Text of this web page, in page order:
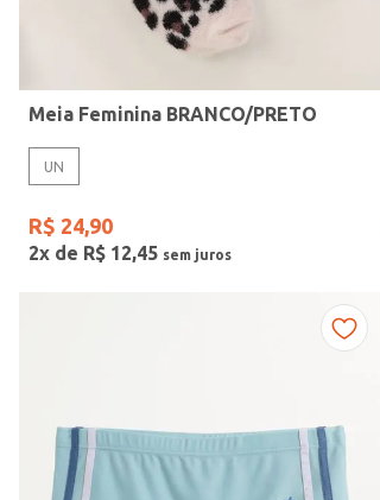
Gênero
Meia Feminina BRANCO/PRETO
UN
R$ 24,90
2x de R$ 12,45